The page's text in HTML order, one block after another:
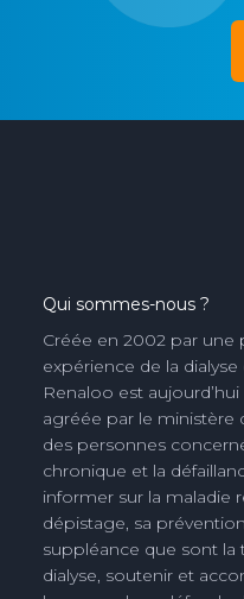
Qui sommes-nous ?
Créée en 2002 par
expérience de la
Renaloo est
agréée par le ministère
des personnes
chronique et la
informer sur la maladie
dépistage, sa
suppléance que sont la
dialyse, soutenir et